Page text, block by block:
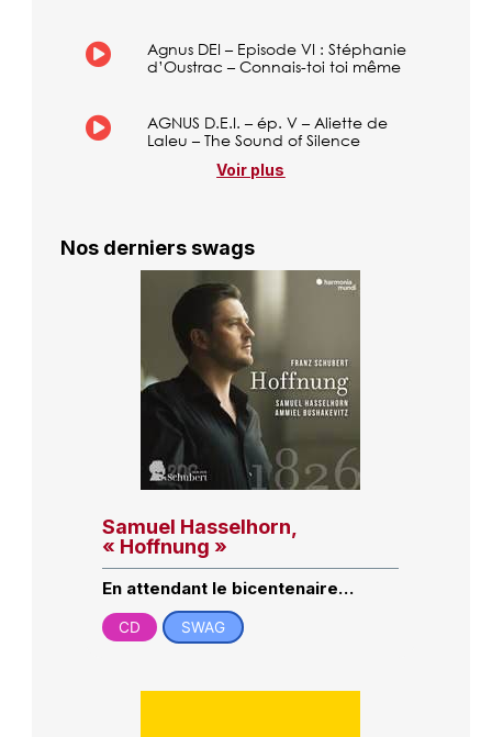
Agnus DEI – Episode VI : Stéphanie
d’Oustrac – Connais-toi toi même
AGNUS D.E.I. – ép. V – Aliette de
Laleu – The Sound of Silence
Voir plus
Nos derniers swags
Samuel Hasselhorn,
« Hoffnung »
En attendant le bicentenaire…
CD SWAG